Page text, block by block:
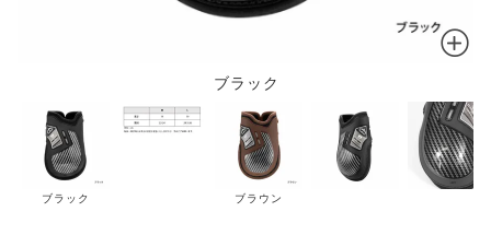
ブラック
ブラック ブラウン